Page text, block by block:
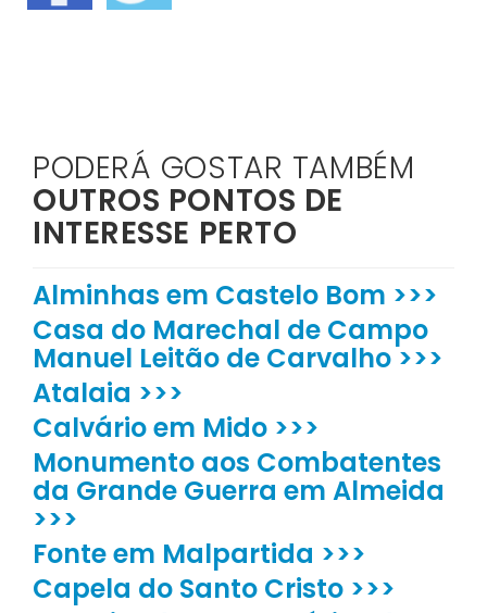
PODERÁ GOSTAR TAMBÉM
OUTROS PONTOS DE
INTERESSE PERTO
Alminhas em Castelo Bom >>>
Casa do Marechal de Campo
Manuel Leitão de Carvalho >>>
Atalaia >>>
Calvário em Mido >>>
Monumento aos Combatentes
da Grande Guerra em Almeida
>>>
Fonte em Malpartida >>>
Capela do Santo Cristo >>>